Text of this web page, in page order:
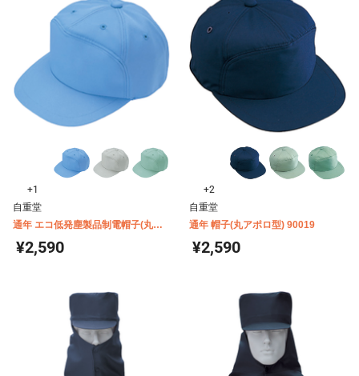
+1
自重堂
通年 エコ低発塵製品制電帽子(丸ア
ポロ型) 90079
¥2,590
+2
自重堂
通年 帽子(丸アポロ型) 90019
¥2,590